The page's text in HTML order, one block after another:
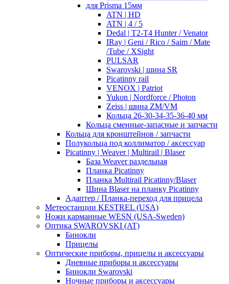
для Prisma 15мм
ATN | HD
ATN | 4 / 5
Dedal | T2-T4 Hunter / Venator
IRay | Geni / Rico / Saim / Mate
/Tube / XSight
PULSAR
Swarovski | шина SR
Picatinny rail
VENOX | Patriot
Yukon | Nordforce / Photon
Zeiss | шина ZM/VM
Кольца 26-30-34-35-36-40 мм
Кольца сменные-запасные и запчасти
Кольца для кронштейнов / запчасти
Полукольца под коллиматор / аксессуар
Picatinny | Weaver | Multirail | Blaser
База Weaver раздельная
Планка Picatinny
Планка Multirail Picatinny/Blaser
Шина Blaser на планку Picatinny
Адаптер / Планка-переход для прицела
Метеостанции KESTREL (USA)
Ножи карманные WESN (USA-Sweden)
Оптика SWAROVSKI (AT)
Бинокли
Прицелы
Оптические приборы, прицелы и аксессуары
Дневные приборы и аксессуары
Бинокли Swarovski
Ночные приборы и аксессуары